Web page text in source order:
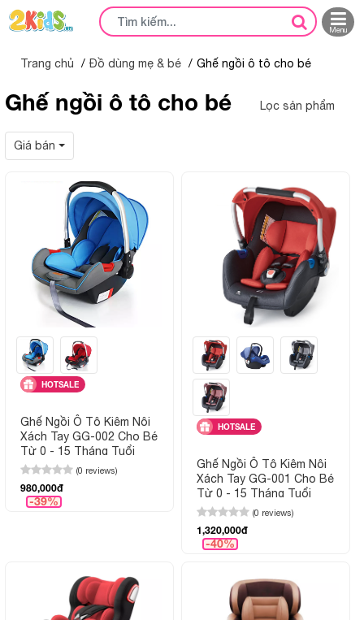
Menu
Trang chủ Đồ dùng mẹ & bé Ghế ngồi ô tô cho bé
Ghế ngồi ô tô cho bé Lọc sản phẩm
Giá bán
HOTSALE
Ghế Ngồi Ô Tô Kiêm Nôi
Xách Tay GG-002 Cho Bé
Từ 0 - 15 Tháng Tuổi
(0 reviews)
980,000đ
-39%
HOTSALE
Ghế Ngồi Ô Tô Kiêm Nôi
Xách Tay GG-001 Cho Bé
Từ 0 - 15 Tháng Tuổi
(0 reviews)
1,320,000đ
-40%